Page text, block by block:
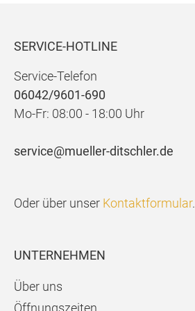
SERVICE-HOTLINE
Service-Telefon
06042/9601-690
Mo-Fr: 08:00 - 18:00 Uhr
service@mueller-ditschler.de
Oder über unser Kontaktformular.
UNTERNEHMEN
Über uns
Öffnungszeiten